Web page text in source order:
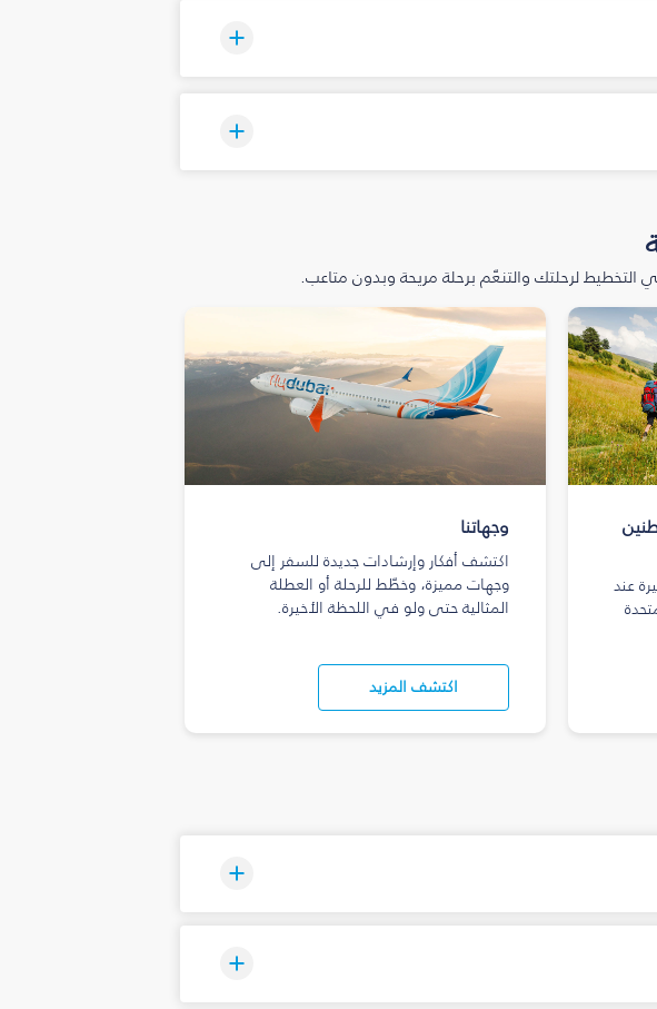
لرحلتك والتنعّم برحلة مريحة وبدون متاعب.
عند
وجهاتنا
اكتشف أفكار وإرشادات جديدة للسفر إلى
وجهات مميزة، وخطّط للرحلة أو العطلة
المثالية حتى ولو في اللحظة الأخيرة.
اكتشف المزيد